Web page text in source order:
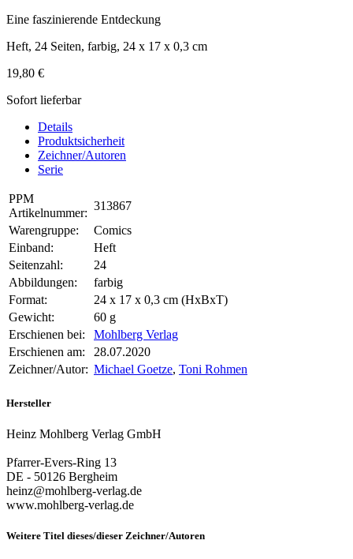
Eine faszinierende Entdeckung
Heft, 24 Seiten, farbig, 24 x 17 x 0,3 cm
19,80 €
Sofort lieferbar
Details
Produktsicherheit
Zeichner/Autoren
Serie
PPM
Artikelnummer:
313867
Warengruppe:
Comics
Einband:
Heft
Seitenzahl:
24
Abbildungen:
farbig
Format:
24 x 17 x 0,3 cm (HxBxT)
Gewicht:
60 g
Erschienen bei:
Mohlberg Verlag
Erschienen am:
28.07.2020
Zeichner/Autor: Michael Goetze, Toni Rohmen
Hersteller
Heinz Mohlberg Verlag GmbH
Pfarrer-Evers-Ring 13
DE - 50126 Bergheim
heinz@mohlberg-verlag.de
www.mohlberg-verlag.de
Weitere Titel dieses/dieser Zeichner/Autoren